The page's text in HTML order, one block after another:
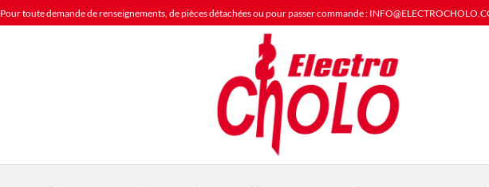
Pour toute demande de renseignements, de pièces détachées ou pour passer commande :